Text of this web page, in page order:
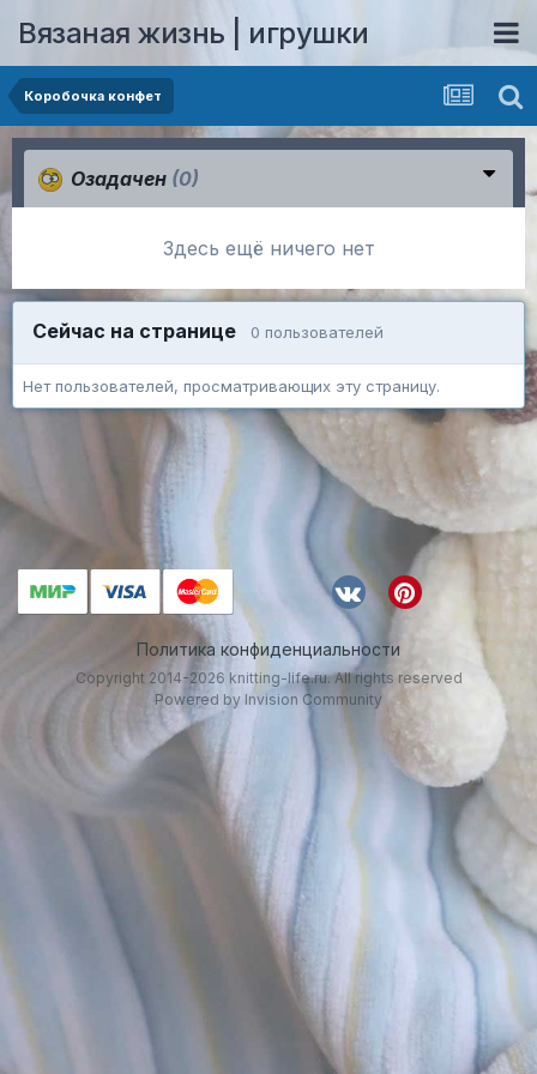
Вязаная жизнь | игрушки
Коробочка конфет
Озадачен (0)
Здесь ещё ничего нет
Сейчас на странице 0 пользователей
Нет пользователей, просматривающих эту страницу.
Политика конфиденциальности
Copyright 2014-2026 knitting-life.ru. All rights reserved
Powered by Invision Community